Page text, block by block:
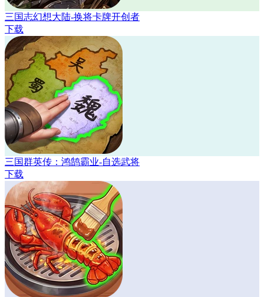
三国志幻想大陆-换将卡牌开创者
下载
三国群英传：鸿鹄霸业-自选武将
下载